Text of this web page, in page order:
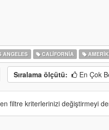
ANGELES CALIFORNIA
Sıralama ölçütü: En Çok
filtre kriterlerinizi değiştirmeyi